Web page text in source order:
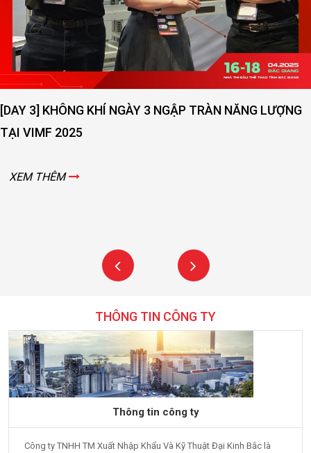
NĂNG LƯỢNG
[DAY 2] SỨC NÓNG NGÀY THỨ 2
THÔNG TIN CÔNG TY
Thông tin công ty
Công ty TNHH TM Xuất Nhập Khẩu Và Kỹ Thuật Đại Kinh Bắc là